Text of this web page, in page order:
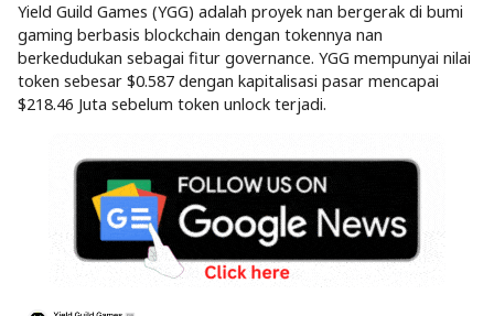
Yield Guild Games (YGG) adalah proyek nan bergerak di bumi
gaming berbasis blockchain dengan tokennya nan
berkedudukan sebagai fitur governance. YGG mempunyai nilai
token sebesar $0.587 dengan kapitalisasi pasar mencapai
$218.46 Juta sebelum token unlock terjadi.